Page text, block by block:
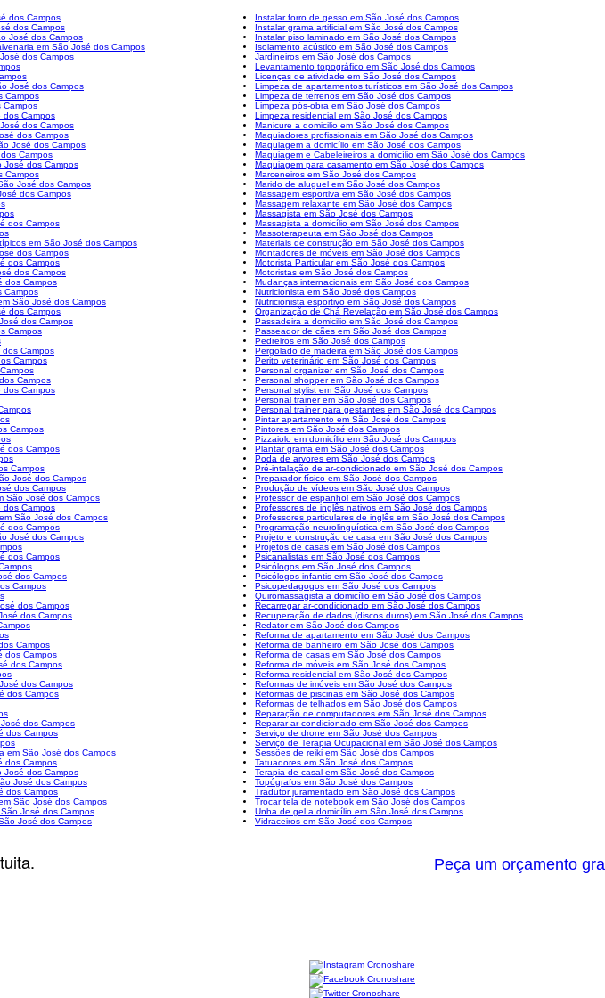
dos Campos
dos Campos
José dos Campos
em São José dos Campos
dos Campos
José dos Campos
Campos
Campos
dos Campos
dos Campos
dos Campos
José dos Campos
Campos
José dos Campos
Campos
José dos Campos
dos Campos
dos Campos
em São José dos Campos
dos Campos
dos Campos
dos Campos
dos Campos
Campos
São José dos Campos
dos Campos
dos Campos
Campos
Campos
Campos
Campos
dos Campos
Campos
dos Campos
Campos
José dos Campos
dos Campos
São José dos Campos
dos Campos
São José dos Campos
dos Campos
José dos Campos
dos Campos
dos Campos
Campos
dos Campos
dos Campos
Campos
dos Campos
dos Campos
dos Campos
dos Campos
dos Campos
dos Campos
em São José dos Campos
dos Campos
José dos Campos
José dos Campos
dos Campos
São José dos Campos
José dos Campos
José dos Campos
Instalar forro de gesso em São José dos Campos
Instalar grama artificial em São José dos Campos
Instalar piso laminado em São José dos Campos
Isolamento acústico em São José dos Campos
Jardineiros em São José dos Campos
Levantamento topográfico em São José dos Campos
Licenças de atividade em São José dos Campos
Limpeza de apartamentos turísticos em São José dos Campos
Limpeza de terrenos em São José dos Campos
Limpeza pós-obra em São José dos Campos
Limpeza residencial em São José dos Campos
Manicure a domicilio em São José dos Campos
Maquiadores profissionais em São José dos Campos
Maquiagem a domicílio em São José dos Campos
Maquiagem e Cabeleireiros a domicílio em São José dos Campos
Maquiagem para casamento em São José dos Campos
Marceneiros em São José dos Campos
Marido de aluguel em São José dos Campos
Massagem esportiva em São José dos Campos
Massagem relaxante em São José dos Campos
Massagista em São José dos Campos
Massagista a domicílio em São José dos Campos
Massoterapeuta em São José dos Campos
Materiais de construção em São José dos Campos
Montadores de móveis em São José dos Campos
Motorista Particular em São José dos Campos
Motoristas em São José dos Campos
Mudanças internacionais em São José dos Campos
Nutricionista em São José dos Campos
Nutricionista esportivo em São José dos Campos
Organização de Chá Revelação em São José dos Campos
Passadeira a domicilio em São José dos Campos
Passeador de cães em São José dos Campos
Pedreiros em São José dos Campos
Pergolado de madeira em São José dos Campos
Perito veterinário em São José dos Campos
Personal organizer em São José dos Campos
Personal shopper em São José dos Campos
Personal stylist em São José dos Campos
Personal trainer em São José dos Campos
Personal trainer para gestantes em São José dos Campos
Pintar apartamento em São José dos Campos
Pintores em São José dos Campos
Pizzaiolo em domicílio em São José dos Campos
Plantar grama em São José dos Campos
Poda de arvores em São José dos Campos
Pré-intalação de ar-condicionado em São José dos Campos
Preparador físico em São José dos Campos
Produção de vídeos em São José dos Campos
Professor de espanhol em São José dos Campos
Professores de inglês nativos em São José dos Campos
Professores particulares de inglês em São José dos Campos
Programação neurolinguística em São José dos Campos
Projeto e construção de casa em São José dos Campos
Projetos de casas em São José dos Campos
Psicanalistas em São José dos Campos
Psicólogos em São José dos Campos
Psicólogos infantis em São José dos Campos
Psicopedagogos em São José dos Campos
Quiromassagista a domicílio em São José dos Campos
Recarregar ar-condicionado em São José dos Campos
Recuperação de dados (discos duros) em São José dos Campos
Redator em São José dos Campos
Reforma de apartamento em São José dos Campos
Reforma de banheiro em São José dos Campos
Reforma de casas em São José dos Campos
Reforma de móveis em São José dos Campos
Reforma residencial em São José dos Campos
Reformas de imóveis em São José dos Campos
Reformas de piscinas em São José dos Campos
Reformas de telhados em São José dos Campos
Reparação de computadores em São José dos Campos
Reparar ar-condicionado em São José dos Campos
Serviço de drone em São José dos Campos
Serviço de Terapia Ocupacional em São José dos Campos
Sessões de reiki em São José dos Campos
Tatuadores em São José dos Campos
Terapia de casal em São José dos Campos
Topógrafos em São José dos Campos
Tradutor juramentado em São José dos Campos
Trocar tela de notebook em São José dos Campos
Unha de gel a domicílio em São José dos Campos
Vidraceiros em São José dos Campos
Peça um orçamento